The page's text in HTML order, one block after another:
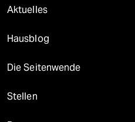
Aktuelles
Hausblog
Die Seitenwende
Stellen